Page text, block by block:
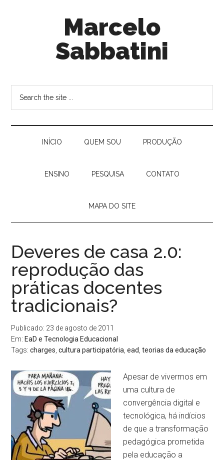
Marcelo
Sabbatini
INÍ­CIO QUEM SOU PRODUÇÃO
ENSINO PESQUISA CONTATO
MAPA DO SITE
Deveres de casa 2.0:
reprodução das
práticas docentes
tradicionais?
Publicado: 23 de agosto de 2011
Em: EaD e Tecnologia Educacional
Tags:charges ,cultura participatória ,ead ,teorias da educação
Apesar de vivermos em
uma cultura de
convergência digital e
tecnológica, há indícios
de que a transformação
pedagógica prometida
pela educação a